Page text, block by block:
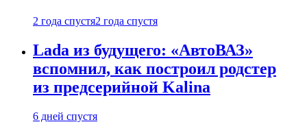
2 года спустя2 года спустя
Lada из будущего: «АвтоВАЗ»
вспомнил, как построил родстер
из предсерийной Kalina
6 дней спустя